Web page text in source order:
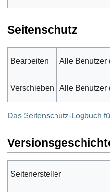
Seitenschutz
Bearbeiten Alle Benutzer
Verschieben Alle Benutzer
Das Seitenschutz-Logbuch
Seitenersteller